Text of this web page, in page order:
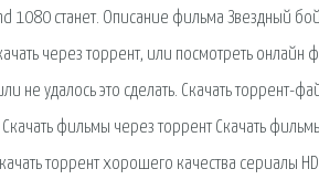
1080 станет. Описание фильма Звездный
через торрент, или посмотреть онлайн
не удалось это сделать. Скачать
Скачать фильмы через торрент Скачать
торрент хорошего качества сериалы